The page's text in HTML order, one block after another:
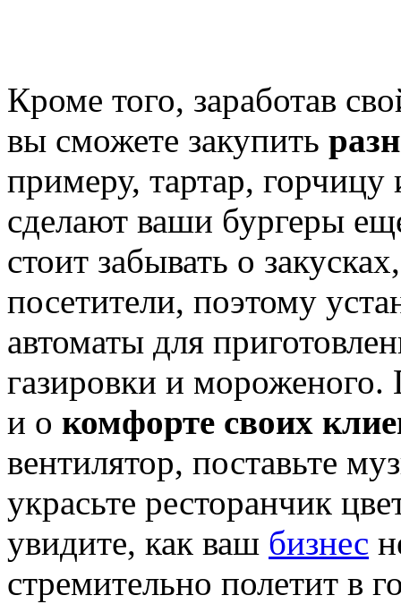
Кроме того, заработав
вы сможете закупить
примеру, тартар,
сделают ваши бургеры
стоит забывать о
посетители, поэтому
автоматы для
газировки и мороженого.
и о комфорте своих
вентилятор, поставьте
украсьте ресторанчик
увидите, как ваш бизнес
стремительно полетит в